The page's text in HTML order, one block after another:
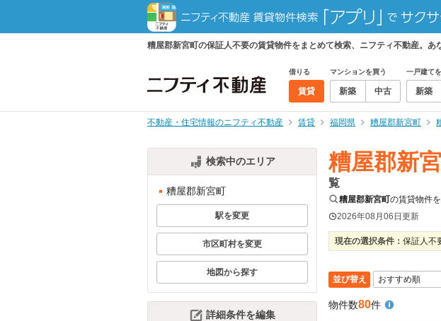
糟屋郡新宮町の保証人不要の賃貸物件をまとめて検索、ニフティ不動産。あ
借りる
賃貸
マンションを買う
新築 中古
一戸建て
新築
不動産・住宅情報のニフティ不動産 賃貸 福岡県 糟屋郡新宮町
検索中のエリア
糟屋郡新宮町
駅を変更
市区町村を変更
地図から探す
詳細条件を編集
糟屋郡新
覧
糟屋郡新宮町の賃貸物件
2026年08月06日更新
現在の選択条件： 保証人不
並び替え
物件数80件